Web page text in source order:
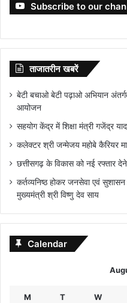
Subscribe to our
ताजातरीन खबरें
बेटी बचाओ बेटी पढ़ाओ अभियान
आयोजन
सहयोग केंद्र में शिक्षा मंत्री गजेंद्र
कलेक्टर श्री जन्मेजय महोबे कैरियर
छत्तीसगढ़ के विकास को नई रफ्तार
कर्तव्यनिष्ठ होकर जनसेवा एवं
मुख्यमंत्री श्री विष्णु देव साय
Calendar
M T W